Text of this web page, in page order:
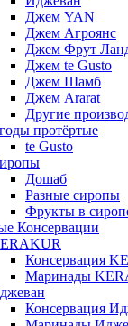
Джем YAN
Джем Агроянс
Джем Фрут
Джем te Gusto
Джем Шамб
Джем Ararat
Другие
протёртые
te Gusto
Дошаб
Разные сиропы
Фрукты в
Консервации
Консервация
Маринады
Консервация